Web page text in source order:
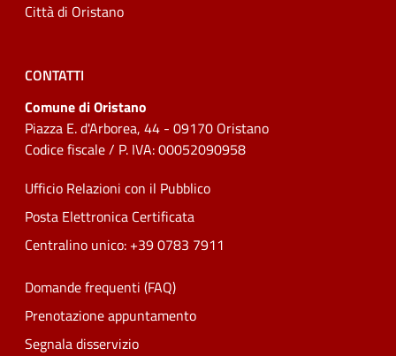
Città di Oristano
CONTATTI
Comune di Oristano
Piazza E. d'Arborea, 44 - 09170 Oristano
Codice fiscale / P. IVA: 00052090958
Ufficio Relazioni con il Pubblico
Posta Elettronica Certificata
Centralino unico: +39 0783 7911
Domande frequenti (FAQ)
Prenotazione appuntamento
Segnala disservizio